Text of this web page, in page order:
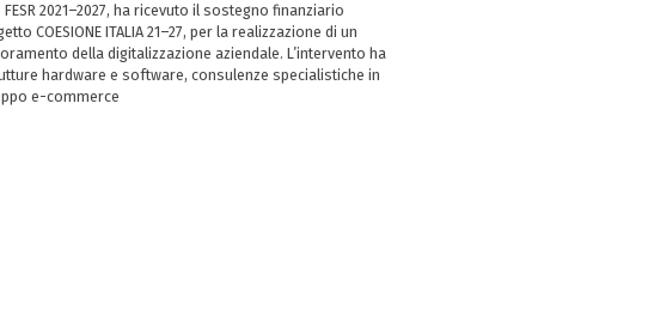
2021–2027, ha ricevuto il sostegno finanziario
COESIONE ITALIA 21–27, per la realizzazione di un
della digitalizzazione aziendale. L’intervento ha
hardware e software, consulenze specialistiche in
e-commerce